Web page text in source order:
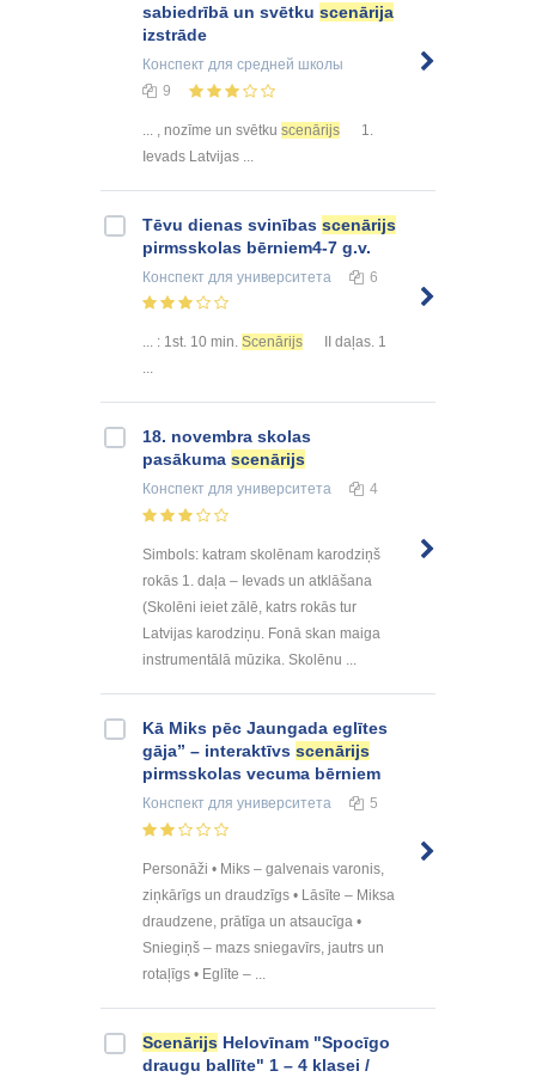
sabiedrībā un svētku scenārija
izstrāde
Конспект для средней школы
9
... , nozīme un svētku scenārijs
1.
Ievads Latvijas ...
Tēvu dienas svinības scenārijs
pirmsskolas bērniem4-7 g.v.
Конспект для университета 6
... : 1st. 10 min. Scenārijs
II daļas. 1
...
18. novembra skolas
pasākuma scenārijs
Конспект для университета 4
Simbols: katram skolēnam karodziņš
rokās 1. daļa – Ievads un atklāšana
(Skolēni ieiet zālē, katrs rokās tur
Latvijas karodziņu. Fonā skan maiga
instrumentālā mūzika. Skolēnu ...
Kā Miks pēc Jaungada eglītes
gāja” – interaktīvs scenārijs
pirmsskolas vecuma bērniem
Конспект для университета 5
Personāži • Miks – galvenais varonis,
ziņkārīgs un draudzīgs • Lāsīte – Miksa
draudzene, prātīga un atsaucīga •
Sniegiņš – mazs sniegavīrs, jautrs un
rotaļīgs • Eglīte – ...
Scenārijs Helovīnam "Spocīgo
draugu ballīte" 1 – 4 klasei /